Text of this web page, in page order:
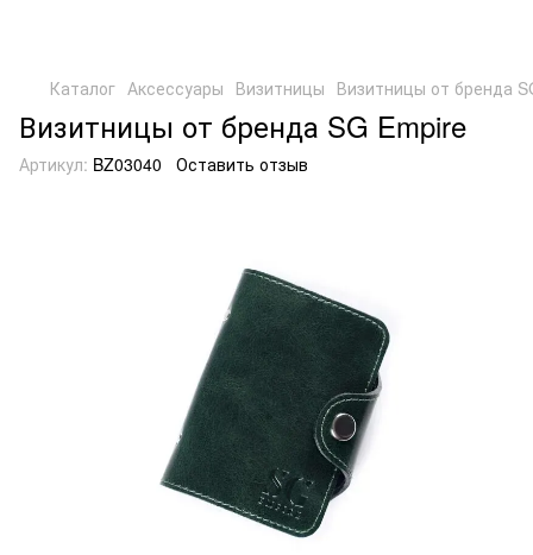
Каталог Аксессуары Визитницы Визитницы от бренда
Визитницы от бренда SG Empire
Артикул: BZ03040 Оставить отзыв